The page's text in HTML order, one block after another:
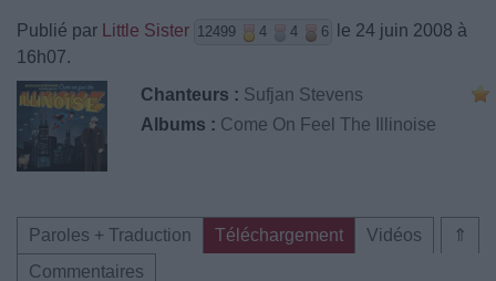
Publié par Little Sister 12499 4 4 6
le 24 juin 2008 à
16h07.
Chanteurs : Sufjan Stevens
Albums : Come On Feel The Illinoise
⇑
Paroles + Traduction Téléchargement
Vidéos
Commentaires